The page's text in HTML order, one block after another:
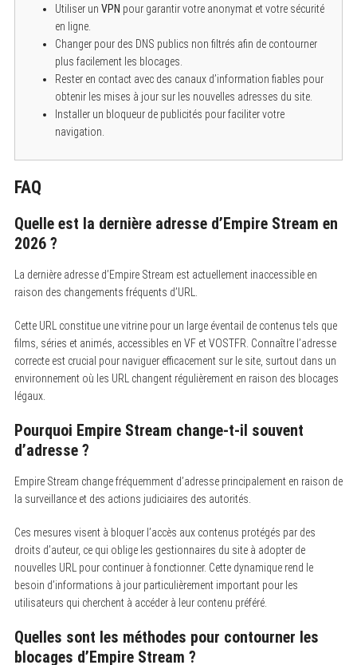
Utiliser un VPN pour garantir votre anonymat et votre sécurité
en ligne.
Changer pour des DNS publics non filtrés afin de contourner
plus facilement les blocages.
Rester en contact avec des canaux d’information fiables pour
obtenir les mises à jour sur les nouvelles adresses du site.
Installer un bloqueur de publicités pour faciliter votre
navigation.
FAQ
Quelle est la dernière adresse d’Empire Stream en
2026 ?
La dernière adresse d’Empire Stream est actuellement inaccessible en
raison des changements fréquents d’URL.
Cette URL constitue une vitrine pour un large éventail de contenus tels que
films, séries et animés, accessibles en VF et VOSTFR. Connaître l’adresse
correcte est crucial pour naviguer efficacement sur le site, surtout dans un
environnement où les URL changent régulièrement en raison des blocages
légaux.
Pourquoi Empire Stream change-t-il souvent
d’adresse ?
Empire Stream change fréquemment d’adresse principalement en raison de
la surveillance et des actions judiciaires des autorités.
Ces mesures visent à bloquer l’accès aux contenus protégés par des
droits d’auteur, ce qui oblige les gestionnaires du site à adopter de
nouvelles URL pour continuer à fonctionner. Cette dynamique rend le
besoin d’informations à jour particulièrement important pour les
utilisateurs qui cherchent à accéder à leur contenu préféré.
Quelles sont les méthodes pour contourner les
blocages d’Empire Stream ?